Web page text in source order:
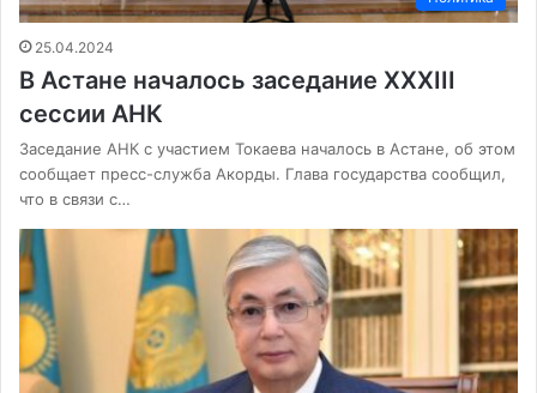
25.04.2024
В Астане началось заседание XXXIIІ
сессии АНК
Заседание АНК с участием Токаева началось в Астане, об этом
сообщает пресс-служба Акорды. Глава государства сообщил,
что в связи с…